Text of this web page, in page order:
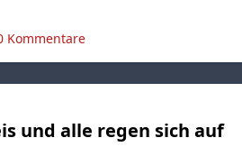
Kommentare
und alle regen sich auf